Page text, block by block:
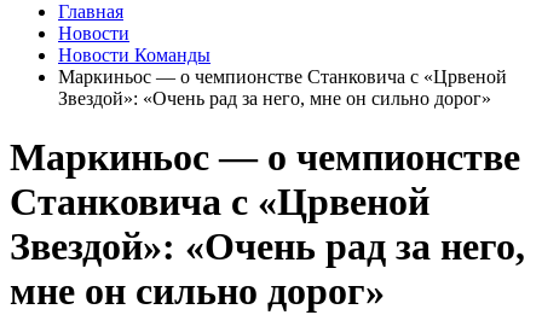
Главная
Новости
Новости Команды
Маркиньос — о чемпионстве Станковича с «Црвеной
Звездой»: «Очень рад за него, мне он сильно дорог»
Маркиньос — о чемпионстве
Станковича с «Црвеной
Звездой»: «Очень рад за него,
мне он сильно дорог»